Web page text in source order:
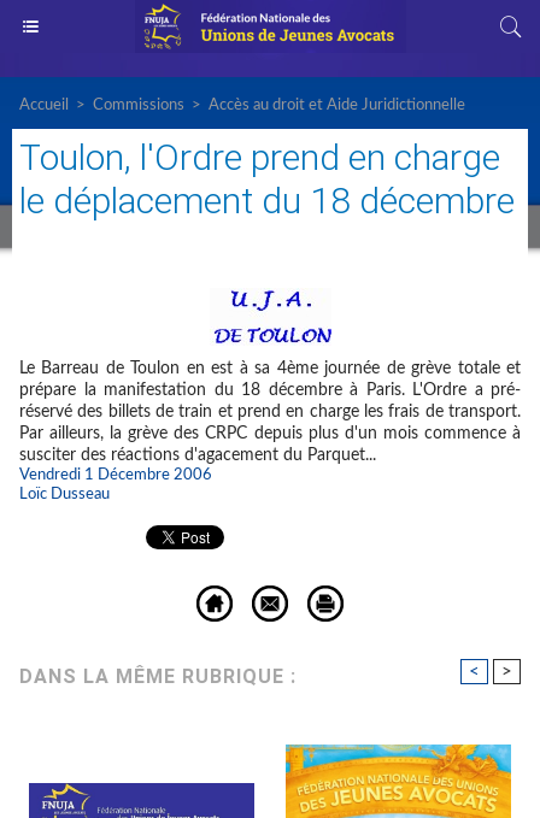
Accueil > Commissions > Accès au droit et Aide Juridictionnelle
Toulon, l'Ordre prend en charge
le déplacement du 18 décembre
Le Barreau de Toulon en est à sa 4ème journée de grève totale et
prépare la manifestation du 18 décembre à Paris. L'Ordre a pré-
réservé des billets de train et prend en charge les frais de transport.
Par ailleurs, la grève des CRPC depuis plus d'un mois commence à
susciter des réactions d'agacement du Parquet...
Vendredi 1 Décembre 2006
Loïc Dusseau
DANS LA MÊME RUBRIQUE : < >